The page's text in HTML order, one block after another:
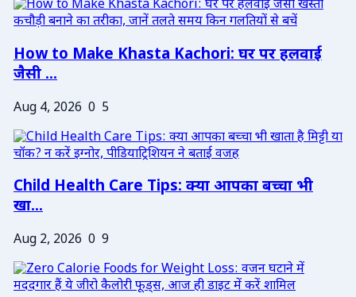
How to Make Khasta Kachori: घर पर हलवाई
जैसी ...
Aug 4, 2026 0 5
Child Health Care Tips: क्या आपका बच्चा भी
खा...
Aug 2, 2026 0 9